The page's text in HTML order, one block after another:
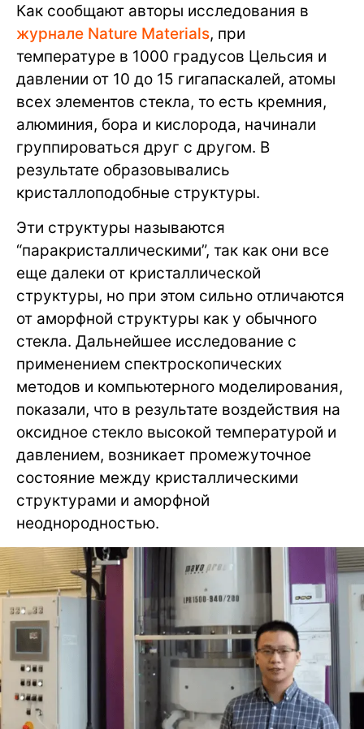
Как сообщают авторы исследования в
журнале Nature Materials, при
температуре в 1000 градусов Цельсия и
давлении от 10 до 15 гигапаскалей, атомы
всех элементов стекла, то есть кремния,
алюминия, бора и кислорода, начинали
группироваться друг с другом. В
результате образовывались
кристаллоподобные структуры.
Эти структуры называются
“паракристаллическими”, так как они все
еще далеки от кристаллической
структуры, но при этом сильно отличаются
от аморфной структуры как у обычного
стекла. Дальнейшее исследование с
применением спектроскопических
методов и компьютерного моделирования,
показали, что в результате воздействия на
оксидное стекло высокой температурой и
давлением, возникает промежуточное
состояние между кристаллическими
структурами и аморфной
неоднородностью.